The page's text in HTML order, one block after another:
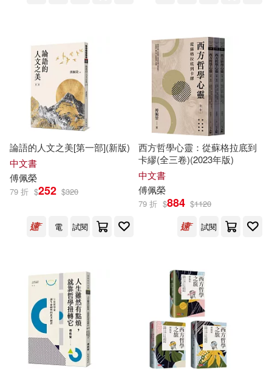
論語的人文之美[第一部](新版)
中文書
傅佩榮
79 折 $252 $320
電 試閱
西方哲學心靈：從蘇格拉底到
卡繆(全三卷)(2023年版)
中文書
傅佩榮
79 折 $884 $1120
試閱